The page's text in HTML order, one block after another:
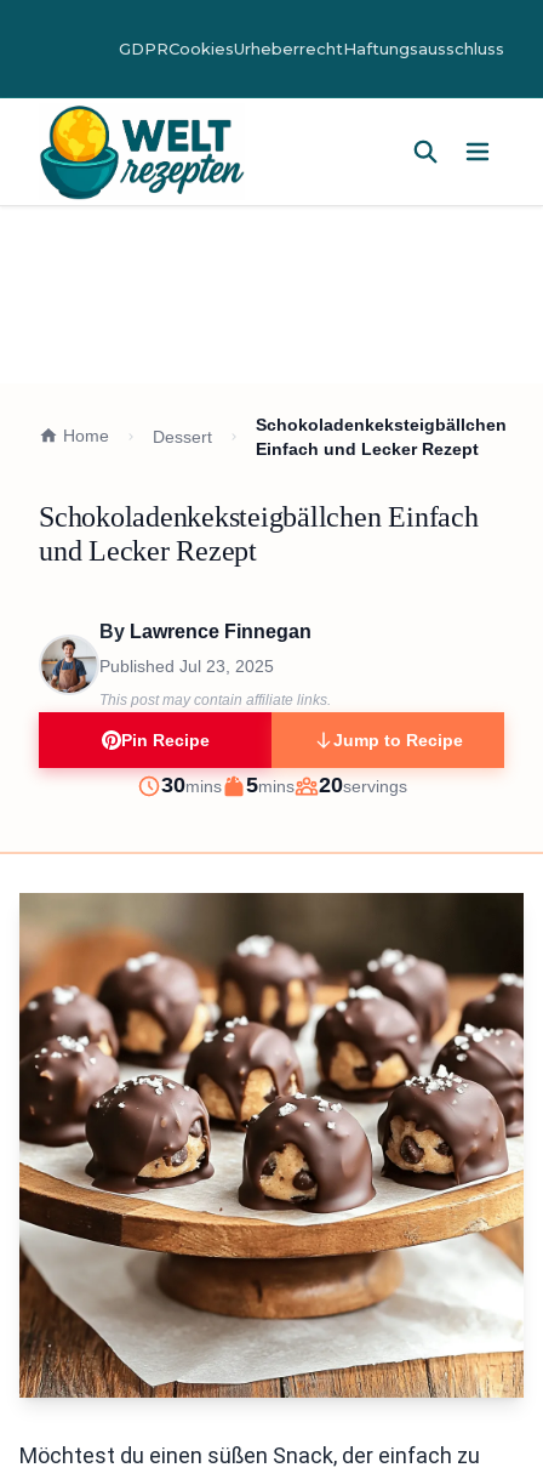
GDPRCookiesUrheberrechtHaftungsausschluss
Home Dessert
Schokoladenkeksteigbällchen
Einfach und Lecker Rezept
Schokoladenkeksteigbällchen Einfach
und Lecker Rezept
By Lawrence Finnegan
Published Jul 23, 2025
This post may contain affiliate links.
Pin Recipe Jump to Recipe
Prep
30minutes
mins
Cook
5minutes
mins
Servings
20servings
Möchtest du einen süßen Snack, der einfach zu